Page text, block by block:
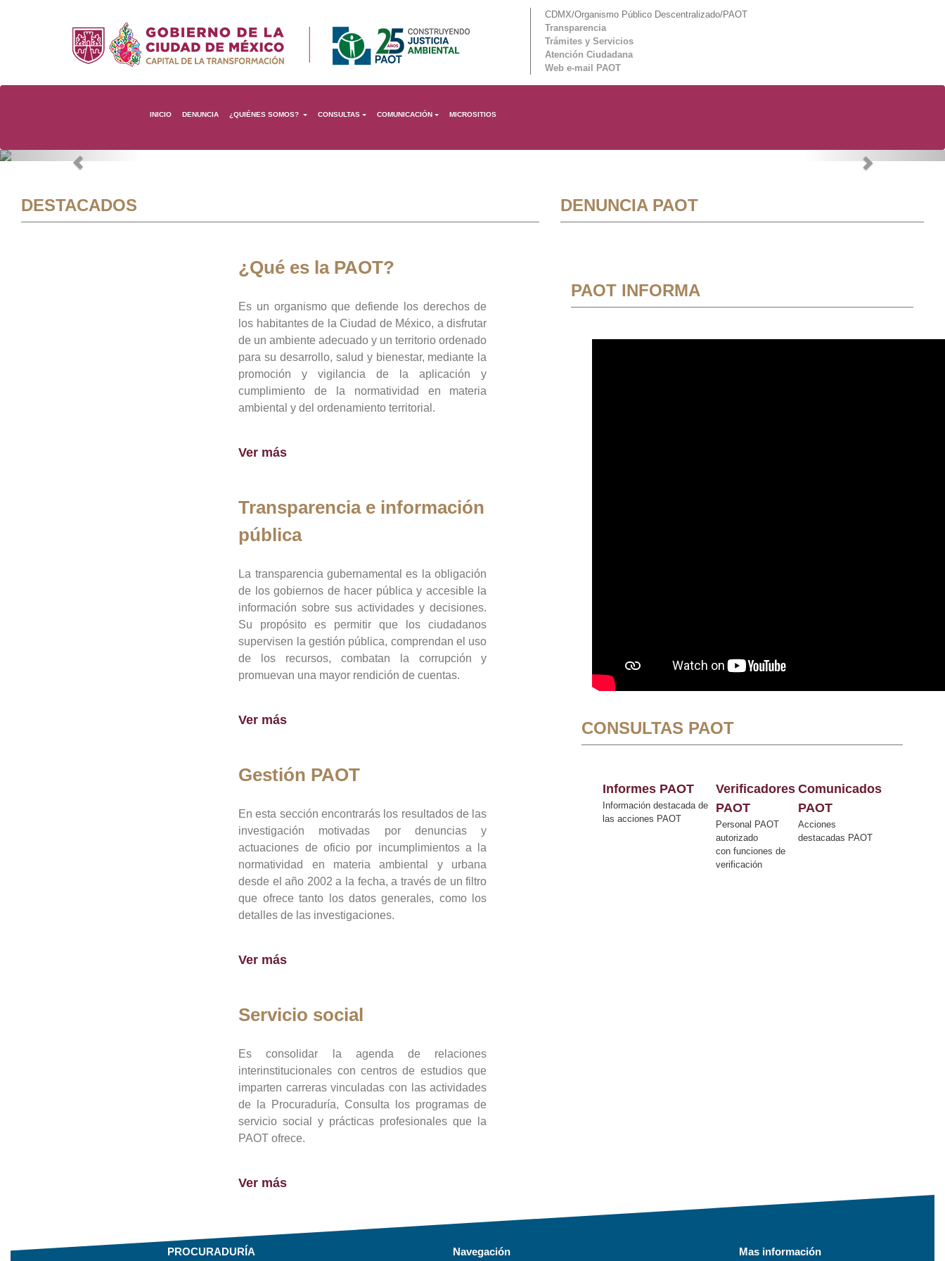
CDMX/Organismo Público Descentralizado/PAOT
Transparencia
Trámites y Servicios
Atención Ciudadana
Web e-mail PAOT
INICIO DENUNCIA ¿QUIÉNES SOMOS? CONSULTAS COMUNICACIÓN MICROSITIOS
Previous Next
DESTACADOS
¿Qué es la PAOT?
Es un organismo que defiende los derechos de
los habitantes de la Ciudad de México, a disfrutar
de un ambiente adecuado y un territorio ordenado
para su desarrollo, salud y bienestar, mediante la
promoción y vigilancia de la aplicación y
cumplimiento de la normatividad en materia
ambiental y del ordenamiento territorial.
Ver más
Transparencia e información
pública
La transparencia gubernamental es la obligación
de los gobiernos de hacer pública y accesible la
información sobre sus actividades y decisiones.
Su propósito es permitir que los ciudadanos
supervisen la gestión pública, comprendan el uso
de los recursos, combatan la corrupción y
promuevan una mayor rendición de cuentas.
Ver más
Gestión PAOT
En esta sección encontrarás los resultados de las
investigación motivadas por denuncias y
actuaciones de oficio por incumplimientos a la
normatividad en materia ambiental y urbana
desde el año 2002 a la fecha, a través de un filtro
que ofrece tanto los datos generales, como los
detalles de las investigaciones.
Ver más
Servicio social
Es consolidar la agenda de relaciones
interinstitucionales con centros de estudios que
imparten carreras vinculadas con las actividades
de la Procuraduría, Consulta los programas de
servicio social y prácticas profesionales que la
PAOT ofrece.
Ver más
DENUNCIA PAOT
PAOT INFORMA
CONSULTAS PAOT
Informes PAOT
Información destacada de
las acciones PAOT
Verificadores
PAOT
Personal PAOT
autorizado
con funciones de
verificación
Comunicados
PAOT
Acciones
destacadas PAOT
PROCURADURÍA Navegación Mas información